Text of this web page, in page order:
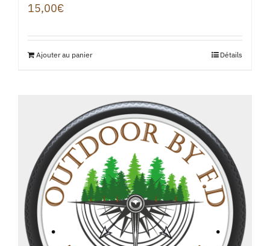
15,00€
Ajouter au panier Détails